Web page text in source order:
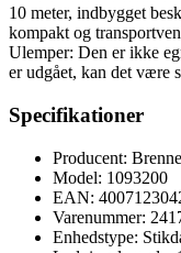
10 meter, indbygget
kompakt og
Ulemper: Den er ikke
er udgået, kan det være
Specifikationer
Producent:
Model: 1093200
EAN:
Varenummer:
Enhedstype: